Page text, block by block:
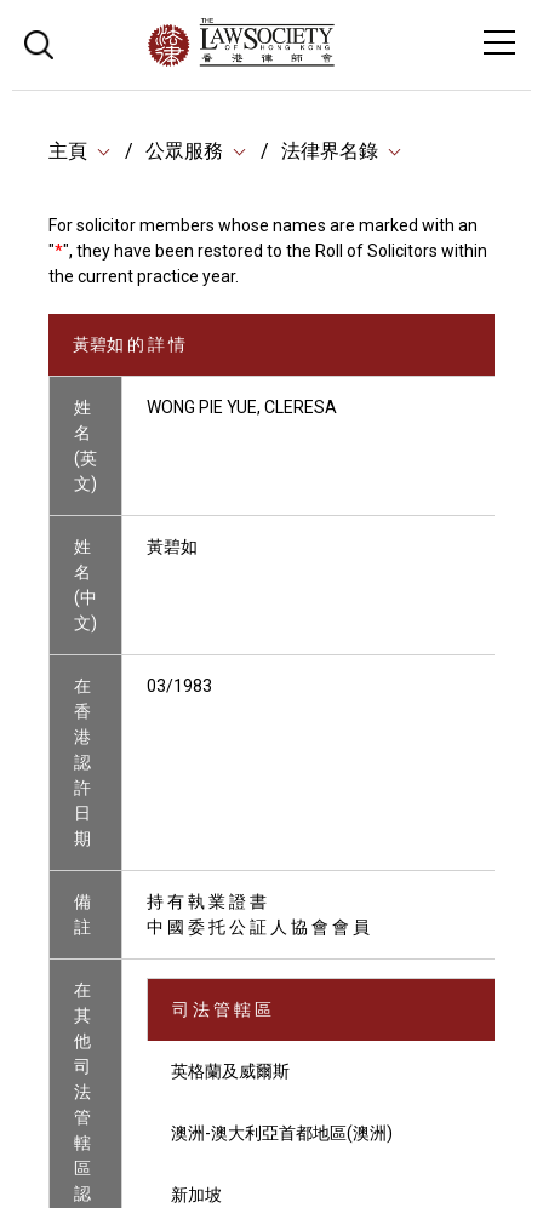
主頁 公眾服務 法律界名錄
For solicitor members whose names are marked with an
"*", they have been restored to the Roll of Solicitors within
the current practice year.
黃碧如 的 詳 情
姓
名
(英
文)
WONG PIE YUE, CLERESA
姓
名
(中
文)
黃碧如
在
香
港
認
許
日
期
03/1983
備
註
持 有 執 業 證 書
中 國 委 托 公 証 人 協 會 會 員
在
其
他
司
法
管
轄
區
認
司 法 管 轄 區
英格蘭及威爾斯
澳洲-澳大利亞首都地區(澳洲)
新加坡